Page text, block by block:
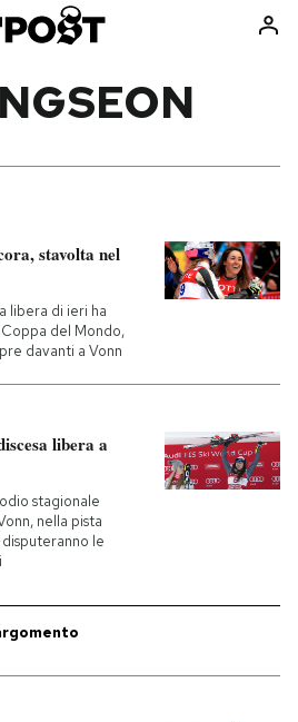
Consumismi
Ok Boomer!
Media
Mondiali calcio 2026
stavolta nel
libera di ieri ha
del Mondo,
davanti a Vonn
libera a
stagionale
nella pista
le